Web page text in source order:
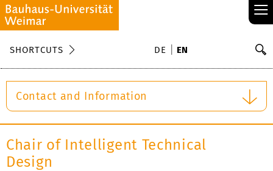
≡
SHORTCUTS DE EN
Contact and Information
Chair of Intelligent Technical
Design